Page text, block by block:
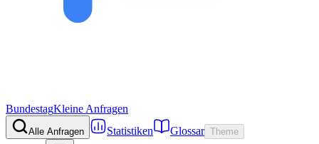
BundestagKleine Anfragen
Alle Anfragen Statistiken Glossar Theme